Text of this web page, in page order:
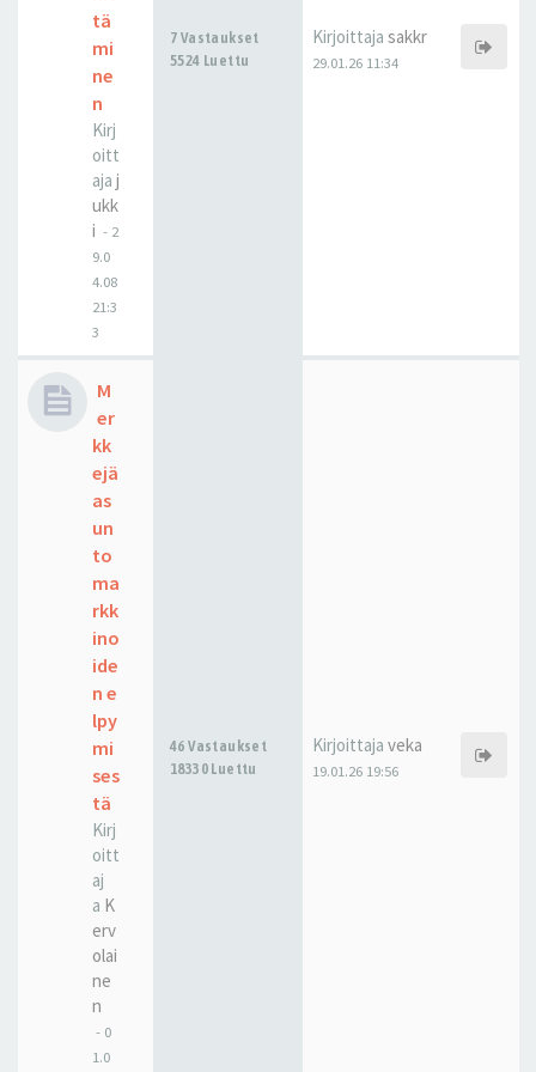
tä
mi
ne
n
Kirj
oitt
aja j
ukk
i - 2
9.0
4.08
21:3
3
7 Vastaukset
5524 Luettu
Kirjoittaja sakkr
29.01.26 11:34
M
er
kk
ejä
as
un
to
ma
rkk
ino
ide
n e
lpy
mi
ses
tä
Kirj
oitt
aj
a K
erv
olai
ne
n
- 0
1.0
46 Vastaukset
18330 Luettu
Kirjoittaja veka
19.01.26 19:56